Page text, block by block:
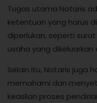
Tugas utama Notaris
ketentuan yang harus
diperlukan, seperti
usaha yang
Selain itu, Notaris juga
memahami dan
keaslian proses